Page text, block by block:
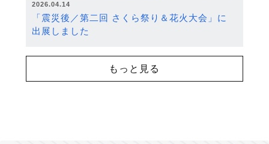
2026.04.14
「震災後／第二回 さくら祭り＆花火大会」に
出展しました
もっと見る